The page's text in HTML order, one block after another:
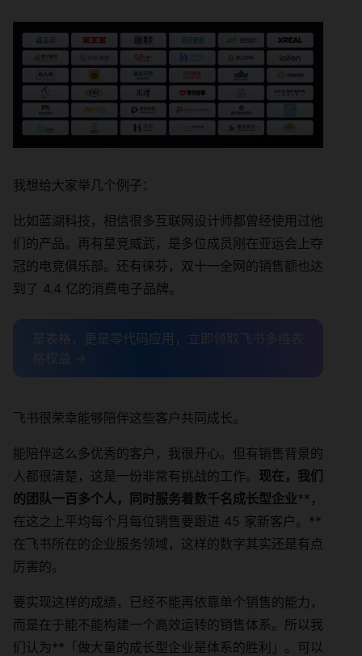
我想给大家举几个例子：
比如蓝湖科技，相信很多互联网设计师都曾经使用过他
们的产品。再有星竞威武，是多位成员刚在亚运会上夺
冠的电竞俱乐部。还有徕芬，双十一全网的销售额也达
到了 4.4 亿的消费电子品牌。
是表格，更是零代码应用，立即领取飞书多维表
格权益 →
飞书很荣幸能够陪伴这些客户共同成长。
能陪伴这么多优秀的客户，我很开心。但有销售背景的
人都很清楚，这是一份非常有挑战的工作。 现在，我们
的团队一百多个人，同时服务着数千名成长型企业**，
在这之上平均每个月每位销售要跟进 45 家新客户。**
在飞书所在的企业服务领域，这样的数字其实还是有点
厉害的。
要实现这样的成绩，已经不能再依靠单个销售的能力，
而是在于能不能构建一个高效运转的销售体系。所以我
们认为**「做大量的成长型企业是体系的胜利」。可以